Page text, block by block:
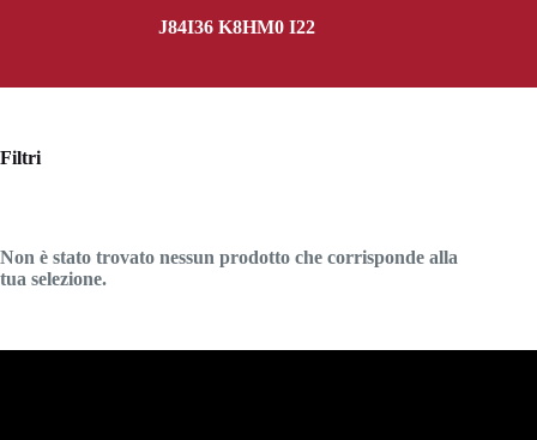
J84I36 K8HM0 I22
Non è stato trovato nessun prodotto che corrisponde alla
tua selezione.
Filtri